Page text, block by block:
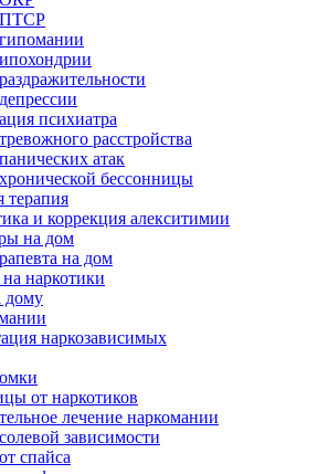
ПТСР
психиатра
расстройства
атак
бессонницы
терапия
и коррекция алекситимии
на дом
на дом
наркотики
дому
наркозависимых
от наркотиков
лечение наркомании
зависимости
спайса